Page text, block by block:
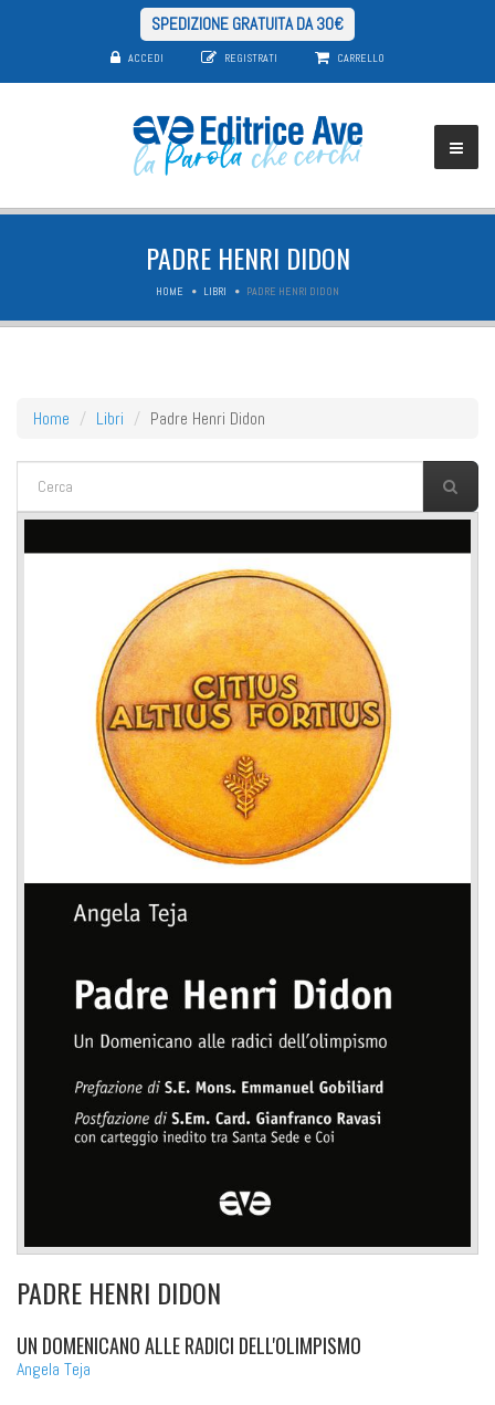
SPEDIZIONE GRATUITA DA 30€
ACCEDI REGISTRATI CARRELLO
PADRE HENRI DIDON
HOME LIBRI PADRE HENRI DIDON
Home Libri Padre Henri Didon
FORM DI RICERCA
PADRE HENRI DIDON
UN DOMENICANO ALLE RADICI DELL'OLIMPISMO
Angela Teja